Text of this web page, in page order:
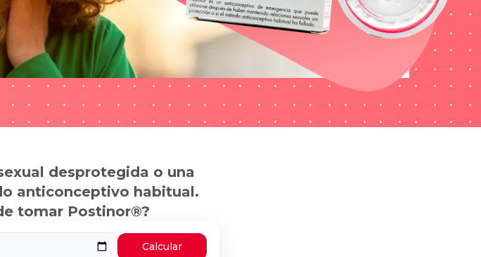
desprotegida o una
anticonceptivo habitual.
tomar Postinor®?
Calcular